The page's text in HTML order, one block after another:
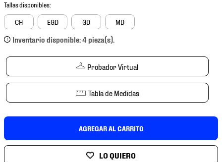
CH EGD GD MD
Inventario disponible: 4 pieza(s).
Probador Virtual
Tabla de Medidas
AGREGAR AL CARRITO
5.
jersey
6.
mochila
9.
tenis niño